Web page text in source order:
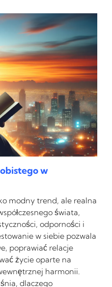
w
modny trend, ale realna
świata,
odporności i
w siebie pozwala
poprawiać relacje
życie oparte na
harmonii.
dlaczego